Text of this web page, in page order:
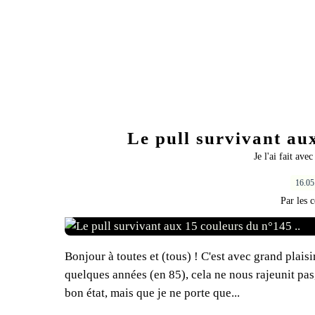
Le pull survivant
Je l'ai fait
Par les
Bonjour à toutes et (tous) ! C'est avec grand
quelques années (en 85), cela ne nous rajeunit
bon état, mais que je ne porte que...